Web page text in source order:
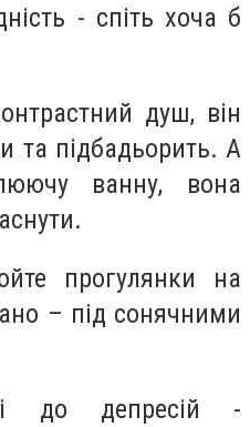
- спіть хоча б
душ, він
та підбадьорить. А
ванну, вона
прогулянки на
– під сонячними
до депресій -